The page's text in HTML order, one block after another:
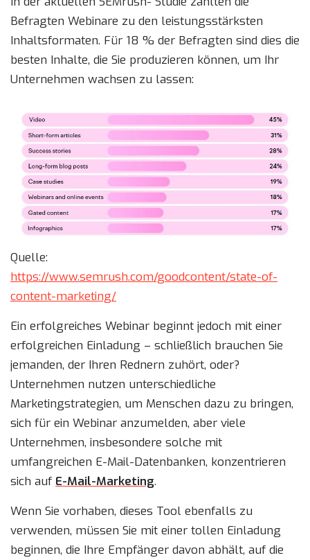
Befragten Webinare zu den leistungsstärksten
Inhaltsformaten. Für 18 % der Befragten sind dies die
besten Inhalte, die Sie produzieren können, um Ihr
Unternehmen wachsen zu lassen:
Quelle:
https://www.semrush.com/goodcontent/state-of-
content-marketing/
Ein erfolgreiches Webinar beginnt jedoch mit einer
erfolgreichen Einladung – schließlich brauchen Sie
jemanden, der Ihren Rednern zuhört, oder?
Unternehmen nutzen unterschiedliche
Marketingstrategien, um Menschen dazu zu bringen,
sich für ein Webinar anzumelden, aber viele
Unternehmen, insbesondere solche mit
umfangreichen E-Mail-Datenbanken, konzentrieren
sich auf E-Mail-Marketing.
Wenn Sie vorhaben, dieses Tool ebenfalls zu
verwenden, müssen Sie mit einer tollen Einladung
beginnen, die Ihre Empfänger davon abhält, auf die